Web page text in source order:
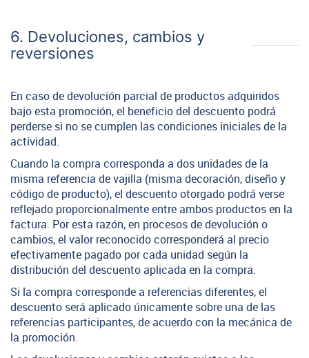
6. Devoluciones, cambios y
reversiones
En caso de devolución parcial de productos adquiridos
bajo esta promoción, el beneficio del descuento podrá
perderse si no se cumplen las condiciones iniciales de la
actividad.
Cuando la compra corresponda a dos unidades de la
misma referencia de vajilla (misma decoración, diseño y
código de producto), el descuento otorgado podrá verse
reflejado proporcionalmente entre ambos productos en la
factura. Por esta razón, en procesos de devolución o
cambios, el valor reconocido corresponderá al precio
efectivamente pagado por cada unidad según la
distribución del descuento aplicada en la compra.
Si la compra corresponde a referencias diferentes, el
descuento será aplicado únicamente sobre una de las
referencias participantes, de acuerdo con la mecánica de
la promoción.